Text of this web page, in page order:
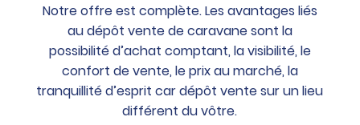
Notre offre est complète. Les avantages liés
au dépôt vente de caravane sont la
possibilité d’achat comptant, la visibilité, le
confort de vente, le prix au marché, la
tranquillité d’esprit car dépôt vente sur un lieu
différent du vôtre.